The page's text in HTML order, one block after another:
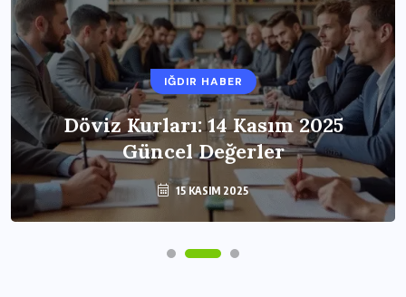
IĞDIR HABER
Döviz Kurları: 14 Kasım 2025
Güncel Değerler
15 KASIM 2025